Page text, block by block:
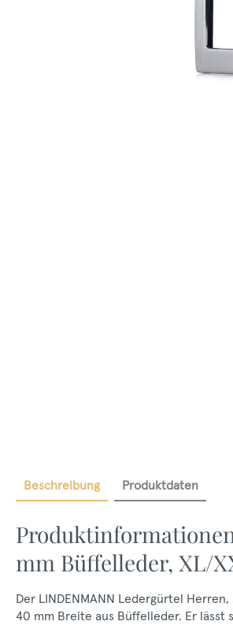
Beschreibung Produktdaten
mm Büffelleder, XL/
Der LINDENMANN Ledergürtel
40 mm Breite aus Büffelleder. Er lässt